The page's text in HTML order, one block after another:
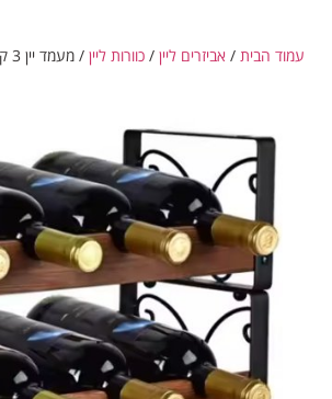
עמוד הבית / אביזרים ליין / כוורות ליין / מעמד יין 3 קומות ל-12 בקבוקים – עץ ומתכת